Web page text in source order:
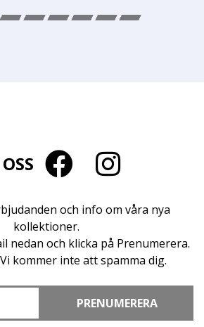
och info om våra nya
kollektioner.
nedan och klicka på Prenumerera.
kommer inte att spamma dig.
PRENUMERERA